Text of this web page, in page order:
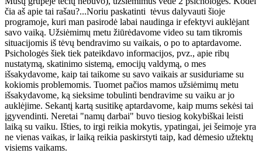
čia aš apie tai rašau?...Noriu paskatinti tėvus dalyvauti šioje
programoje, kuri man pasirodė labai naudinga ir efektyvi auklėjant
savo vaiką. Užsiėmimų metu žiūrėdavome video su tam tikromis
situacijomis iš tėvų bendravimo su vaikais, o po to aptardavome.
Psichologės šiek tiek pateikdavo informacijos, pvz., apie ribų
nustatymą, skatinimo sistemą, emocijų valdymą, o mes
išsakydavome, kaip tai taikome su savo vaikais ar susiduriame su
kokiomis problemomis. Tuomet pačios mamos užsiėmimų metu
išsakydavome, ką sieksime tobulinti bendravime su vaiku ar jo
auklėjime. Sekantį kartą susitikę aptardavome, kaip mums sekėsi tai
įgyvendinti. Neretai "namų darbai" buvo tiesiog kokybiškai leisti
laiką su vaiku. Išties, to irgi reikia mokytis, ypatingai, jei šeimoje yra
ne vienas vaikas, ir laiką reikia paskirstyti taip, kad dėmesio užtektų
visiems vaikams.